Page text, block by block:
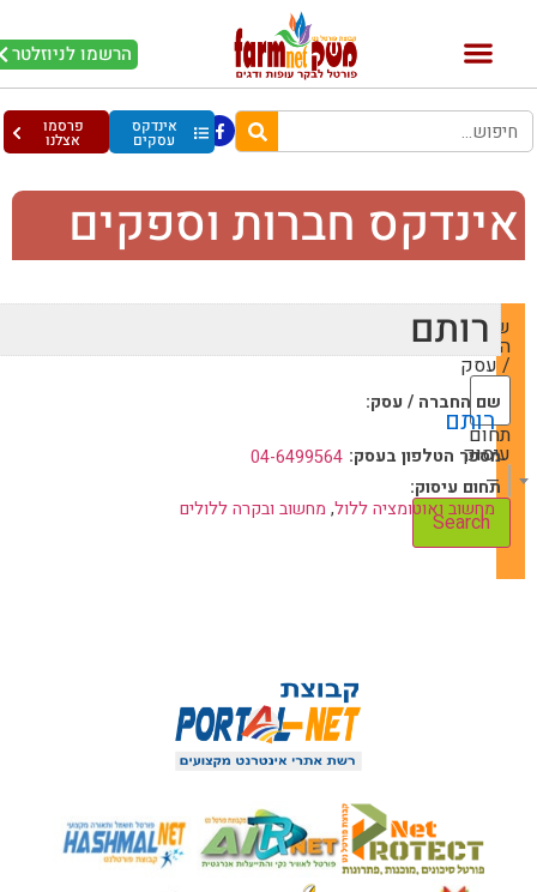
הרשמו לניוזלטר
אינדקס
עסקים
פרסמו
אצלנו
חברות וספקים
שם
החברה
/ עסק
תחום
עיסוק
— Choose One —
רותם
שם החברה / עסק:
רותם
מספר הטלפון בעסק: 04-6499564
תחום עיסוק:
מחשוב ואוטומציה ללול,מחשוב ובקרה ללולים